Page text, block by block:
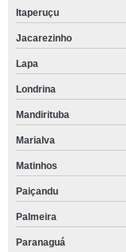
Itaperuçu
Jacarezinho
Lapa
Londrina
Mandirituba
Marialva
Matinhos
Paiçandu
Palmeira
Paranaguá